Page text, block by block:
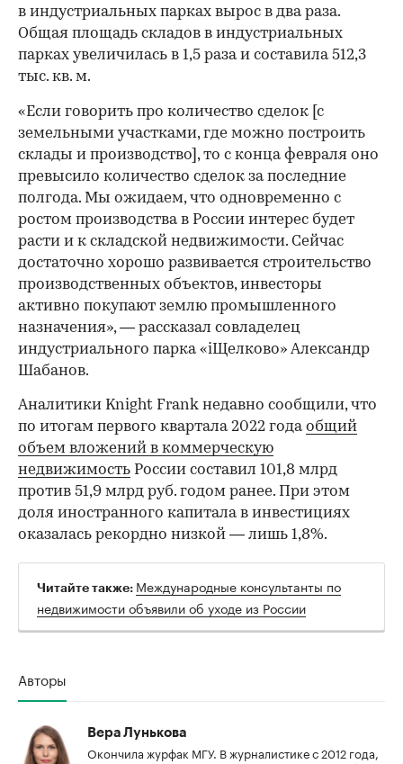
в индустриальных парках вырос в два раза.
Общая площадь складов в индустриальных
парках увеличилась в 1,5 раза и составила 512,3
тыс. кв. м.
00:00 / 00:00
«Если говорить про количество сделок [с
земельными участками, где можно построить
склады и производство], то с конца февраля оно
превысило количество сделок за последние
полгода. Мы ожидаем, что одновременно с
ростом производства в России интерес будет
расти и к складской недвижимости. Сейчас
достаточно хорошо развивается строительство
производственных объектов, инвесторы
активно покупают землю промышленного
назначения», — рассказал совладелец
индустриального парка «iЩелково» Александр
Шабанов.
Аналитики Knight Frank недавно сообщили, что
по итогам первого квартала 2022 годаобщий
объем вложений в коммерческую
недвижимость России составил 101,8 млрд
против 51,9 млрд руб. годом ранее. При этом
доля иностранного капитала в инвестициях
оказалась рекордно низкой — лишь 1,8%.
Читайте также: Международные консультанты по
недвижимости объявили об уходе из России
Авторы
Вера Лунькова
Окончила журфак МГУ. В журналистике с 2012 года,